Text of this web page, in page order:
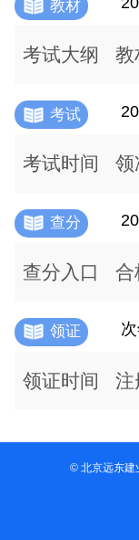
教材
考试大纲 教
考试
考试时间 领
查分
查分入口 合
领证
领证时间 注
© 北京远东建